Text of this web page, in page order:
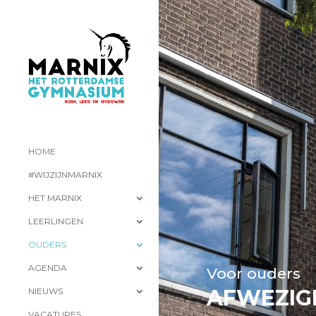
HOME
#WIJZIJNMARNIX
HET MARNIX
LEERLINGEN
OUDERS
AGENDA
NIEUWS
Voor ouders